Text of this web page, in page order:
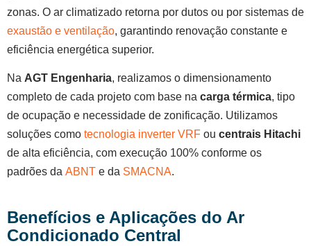
zonas. O ar climatizado retorna por dutos ou por sistemas de
exaustão e ventilação, garantindo renovação constante e
eficiência energética superior.
Na AGT Engenharia, realizamos o dimensionamento
completo de cada projeto com base na carga térmica, tipo
de ocupação e necessidade de zonificação. Utilizamos
soluções como tecnologia inverter VRF ou centrais Hitachi
de alta eficiência, com execução 100% conforme os
padrões da ABNT e da SMACNA.
Benefícios e Aplicações do Ar
Condicionado Central